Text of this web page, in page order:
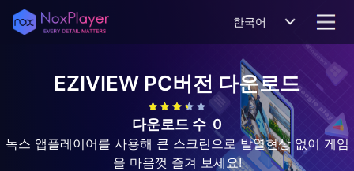
한국어
EZIVIEW PC버전 다운로드
다운로드 수 0
녹스 앱플레이어를 사용해 큰 스크린으로 발열현상 없이 게임
을 마음껏 즐겨 보세요!